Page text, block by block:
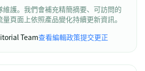
護。我們會補充精簡摘要、可訪問的
頁面上依照產品變化持續更新資訊。
Team查看編輯政策提交更正